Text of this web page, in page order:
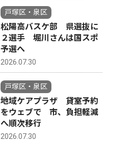
戸塚区・泉区
松陽高バスケ部 県選抜に
２選手 堀川さんは国スポ
予選へ
2026.07.30
戸塚区・泉区
地域ケアプラザ 貸室予約
をウェブで 市、負担軽減
へ順次移行
2026.07.30